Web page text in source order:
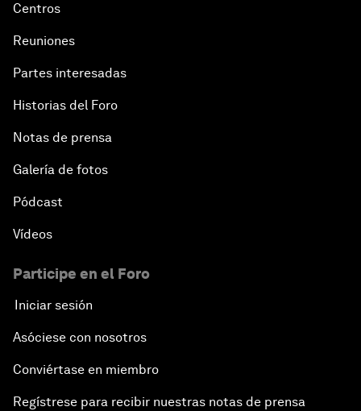
Centros
Reuniones
Partes interesadas
Historias del Foro
Notas de prensa
Galería de fotos
Pódcast
Vídeos
Participe en el Foro
Iniciar sesión
Asóciese con nosotros
Conviértase en miembro
Regístrese para recibir nuestras notas de prensa